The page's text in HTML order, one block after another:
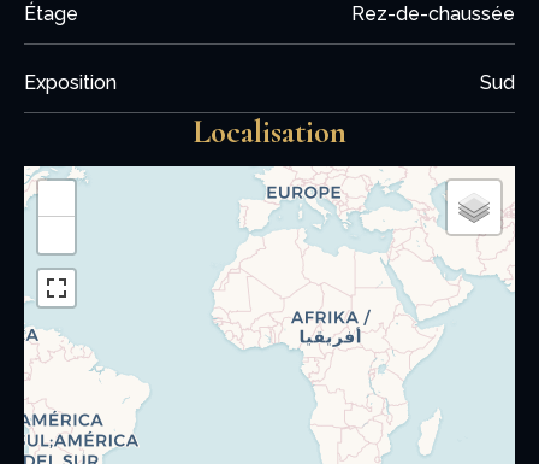
Étage Rez-de-chaussée
Exposition Sud
Localisation